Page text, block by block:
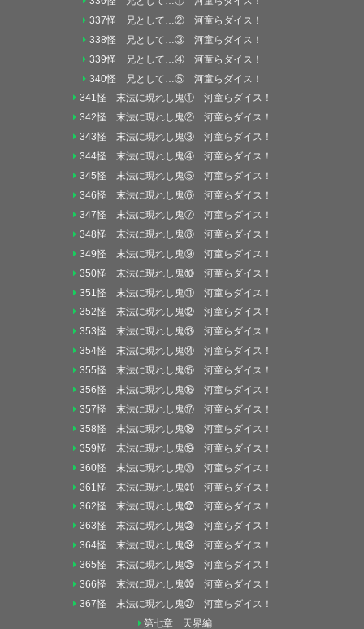
337怪 兄として…② 河童らダイス！
338怪 兄として…③ 河童らダイス！
339怪 兄として…④ 河童らダイス！
340怪 兄として…⑤ 河童らダイス！
341怪 末法に現れし鬼① 河童らダイス！
342怪 末法に現れし鬼② 河童らダイス！
343怪 末法に現れし鬼③ 河童らダイス！
344怪 末法に現れし鬼④ 河童らダイス！
345怪 末法に現れし鬼⑤ 河童らダイス！
346怪 末法に現れし鬼⑥ 河童らダイス！
347怪 末法に現れし鬼⑦ 河童らダイス！
348怪 末法に現れし鬼⑧ 河童らダイス！
349怪 末法に現れし鬼⑨ 河童らダイス！
350怪 末法に現れし鬼⑩ 河童らダイス！
351怪 末法に現れし鬼⑪ 河童らダイス！
352怪 末法に現れし鬼⑫ 河童らダイス！
353怪 末法に現れし鬼⑬ 河童らダイス！
354怪 末法に現れし鬼⑭ 河童らダイス！
355怪 末法に現れし鬼⑮ 河童らダイス！
356怪 末法に現れし鬼⑯ 河童らダイス！
357怪 末法に現れし鬼⑰ 河童らダイス！
358怪 末法に現れし鬼⑱ 河童らダイス！
359怪 末法に現れし鬼⑲ 河童らダイス！
360怪 末法に現れし鬼⑳ 河童らダイス！
361怪 末法に現れし鬼㉑ 河童らダイス！
362怪 末法に現れし鬼㉒ 河童らダイス！
363怪 末法に現れし鬼㉓ 河童らダイス！
364怪 末法に現れし鬼㉔ 河童らダイス！
365怪 末法に現れし鬼㉕ 河童らダイス！
366怪 末法に現れし鬼㉖ 河童らダイス！
367怪 末法に現れし鬼㉗ 河童らダイス！
第七章 天界編